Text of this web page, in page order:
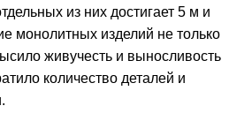
из них достигает 5 м и
монолитных изделий не только
живучесть и выносливость
количество деталей и